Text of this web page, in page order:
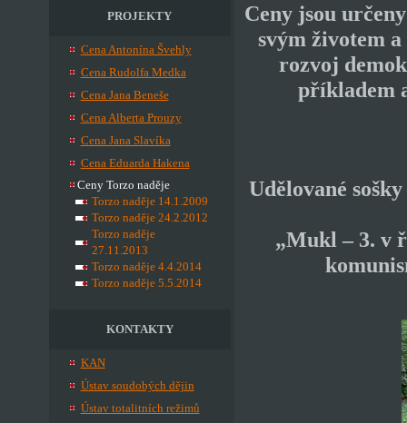
PROJEKTY
Cena Antonína Švehly
Cena Rudolfa Medka
Cena Jana Beneše
Cena Alberta Prouzy
Cena Jana Slavíka
Cena Eduarda Hakena
Ceny Torzo naděje
Torzo naděje 14.1.2009
Torzo naděje 24.2.2012
Torzo naděje
27.11.2013
Torzo naděje 4.4.2014
Torzo naděje 5.5.2014
KONTAKTY
KAN
Ústav soudobých dějin
Ústav totalitních režimů
Ceny jsou
svým životem
rozvoj
příkladem
Udělované
„Mukl – 3. v